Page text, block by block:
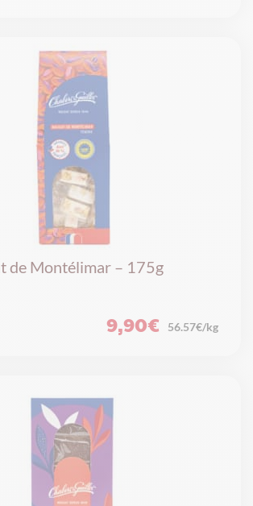
de Montélimar – 175g
9,90€ 56.57€/kg